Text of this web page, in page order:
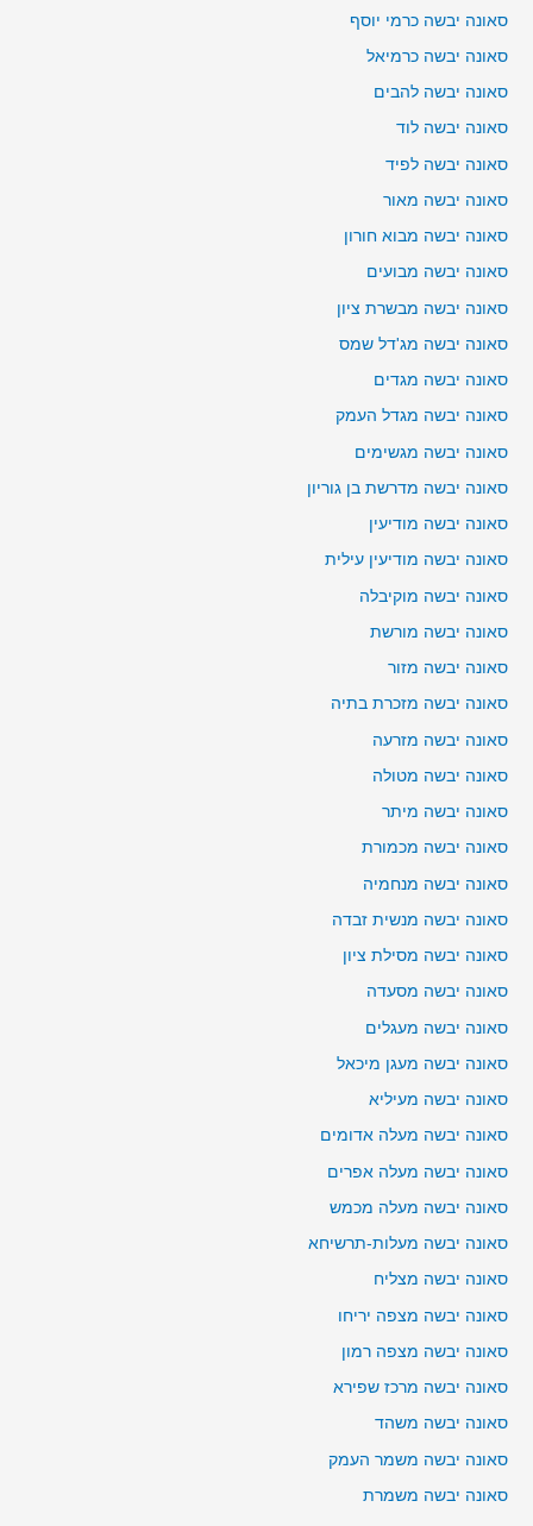
סאונה יבשה כרמי יוסף
סאונה יבשה כרמיאל
סאונה יבשה להבים
סאונה יבשה לוד
סאונה יבשה לפיד
סאונה יבשה מאור
סאונה יבשה מבוא חורון
סאונה יבשה מבועים
סאונה יבשה מבשרת ציון
סאונה יבשה מג'דל שמס
סאונה יבשה מגדים
סאונה יבשה מגדל העמק
סאונה יבשה מגשימים
סאונה יבשה מדרשת בן גוריון
סאונה יבשה מודיעין
סאונה יבשה מודיעין עילית
סאונה יבשה מוקיבלה
סאונה יבשה מורשת
סאונה יבשה מזור
סאונה יבשה מזכרת בתיה
סאונה יבשה מזרעה
סאונה יבשה מטולה
סאונה יבשה מיתר
סאונה יבשה מכמורת
סאונה יבשה מנחמיה
סאונה יבשה מנשית זבדה
סאונה יבשה מסילת ציון
סאונה יבשה מסעדה
סאונה יבשה מעגלים
סאונה יבשה מעגן מיכאל
סאונה יבשה מעיליא
סאונה יבשה מעלה אדומים
סאונה יבשה מעלה אפרים
סאונה יבשה מעלה מכמש
סאונה יבשה מעלות-תרשיחא
סאונה יבשה מצליח
סאונה יבשה מצפה יריחו
סאונה יבשה מצפה רמון
סאונה יבשה מרכז שפירא
סאונה יבשה משהד
סאונה יבשה משמר העמק
סאונה יבשה משמרת